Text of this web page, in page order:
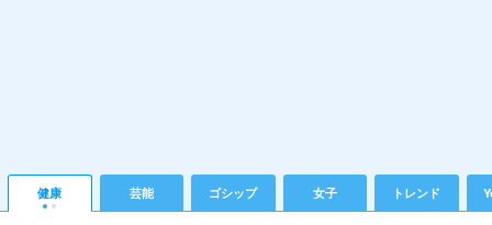
健康 芸能 ゴシップ 女子 トレンド